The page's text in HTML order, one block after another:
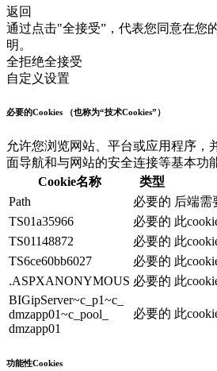
返回
通过点击"全接受”，代表您同意在
明。
全拒绝全接受
自定义设置
必要的Cookies （也称为“技术Cookies”）
允许您浏览网站、平台或应用程序
面导航和与网站的安全连接等基本
Cookie名称
类型
Path
必要的 后端需
TS01a35966
必要的 此
TS01148872
必要的 此
TS6ce60bb6027
必要的 此
.ASPXANONYMOUS 必要的 此
BIGipServer~c_p1~c_
dmzapp01~c_pool_
dmzapp01
必要的 此
功能性Cookies